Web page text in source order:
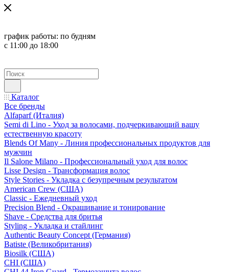
график работы: по будням
с 11:00 до 18:00
Каталог
Все бренды
Alfaparf (Италия)
Semi di Lino - Уход за волосами, подчеркивающий вашу
естественную красоту
Blends Of Many - Линия профессиональных продуктов для
мужчин
Il Salone Milano - Профессиональный уход для волос
Lisse Design - Трансформация волос
Style Stories - Укладка с безупречным результатом
American Crew (США)
Classic - Ежедневный уход
Precision Blend - Окрашивание и тонирование
Shave - Средства для бритья
Styling - Укладка и стайлинг
Authentic Beauty Concept (Германия)
Batiste (Великобритания)
Biosilk (США)
CHI (США)